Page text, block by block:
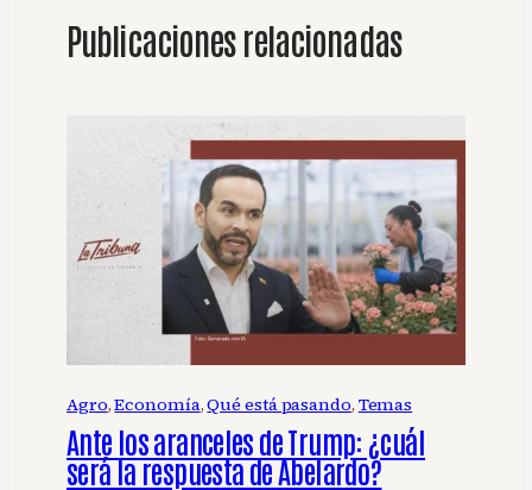
Publicaciones relacionadas
Agro, Economía, Qué está pasando, Temas
Ante los aranceles de Trump: ¿cuál
será la respuesta de Abelardo?